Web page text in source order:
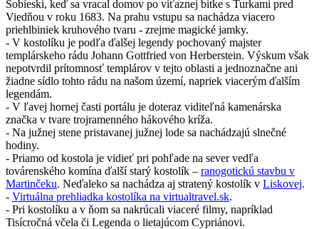
Sobieski, keď sa vracal domov po víťaznej bitke s Turkami pred
Viedňou v roku 1683. Na prahu vstupu sa nachádza viacero
priehlbiniek kruhového tvaru - zrejme magické jamky.
- V kostolíku je podľa ďalšej legendy pochovaný majster
templárskeho rádu Johann Gottfried von Herberstein. Výskum však
nepotvrdil prítomnosť templárov v tejto oblasti a jednoznačne ani
žiadne sídlo tohto rádu na našom území, napriek viacerým ďalším
legendám.
- V ľavej hornej časti portálu je doteraz viditeľná kamenárska
značka v tvare trojramenného hákového kríža.
- Na južnej stene pristavanej južnej lode sa nachádzajú slnečné
hodiny.
- Priamo od kostola je vidieť pri pohľade na sever vedľa
továrenského komína ďalší starý kostolík – ranogotickú stavbu v
Martinčeku. Neďaleko sa nachádza aj stratený kostolík v Liskovej.
- Virtuálna prehliadka kostolíka na virtualtravel.sk.
- Pri kostolíku a v ňom sa nakrúcali viaceré filmy, napríklad
Tisícročná včela či Legenda o lietajúcom Cypriánovi.